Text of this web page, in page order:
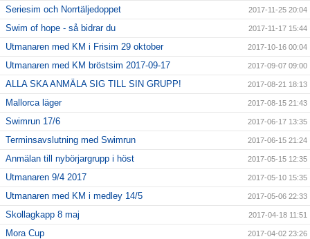
Seriesim och Norrtäljedoppet 2017-11-25 20:04
Swim of hope - så bidrar du 2017-11-17 15:44
Utmanaren med KM i Frisim 29 oktober 2017-10-16 00:04
Utmanaren med KM bröstsim 2017-09-17 2017-09-07 09:00
ALLA SKA ANMÄLA SIG TILL SIN GRUPP! 2017-08-21 18:13
Mallorca läger 2017-08-15 21:43
Swimrun 17/6 2017-06-17 13:35
Terminsavslutning med Swimrun 2017-06-15 21:24
Anmälan till nybörjargrupp i höst 2017-05-15 12:35
Utmanaren 9/4 2017 2017-05-10 15:35
Utmanaren med KM i medley 14/5 2017-05-06 22:33
Skollagkapp 8 maj 2017-04-18 11:51
Mora Cup 2017-04-02 23:26